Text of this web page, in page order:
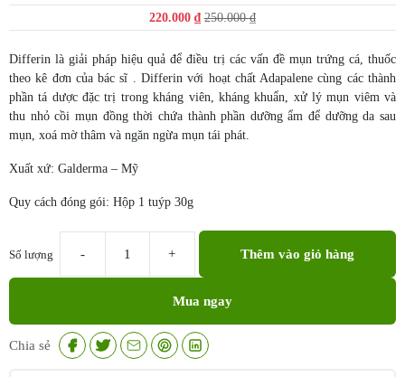
250.000₫
Giá
gốc
là:
250.000 ₫.
220.000₫ Giá
hiện
tại
là:
220.000 ₫.
Differin là giải pháp hiệu quả để điều trị các vấn đề mụn trứng cá, thuốc
theo kê đơn của bác sĩ . Differin với hoạt chất Adapalene cùng các thành
phần tá dược đặc trị trong kháng viên, kháng khuẩn, xử lý mụn viêm và
thu nhỏ cồi mụn đồng thời chứa thành phần dưỡng ẩm để dưỡng da sau
mụn, xoá mờ thâm và ngăn ngừa mụn tái phát.
Xuất xứ: Galderma – Mỹ
Quy cách đóng gói: Hộp 1 tuýp 30g
Số lượng
bao
nhiêu
|
Differin
Thêm vào giỏ hàng
Mua ngay
Chia sẻ